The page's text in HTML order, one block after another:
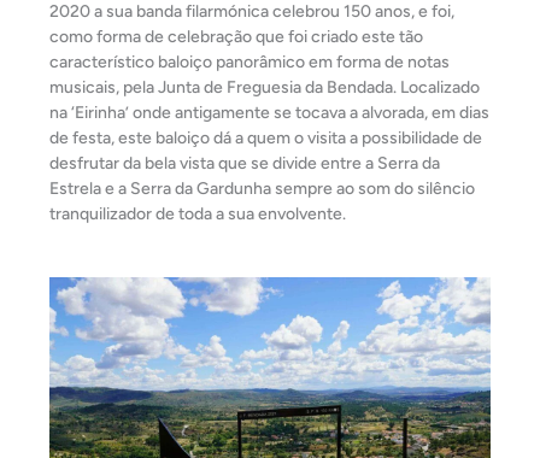
2020 a sua banda filarmónica celebrou 150 anos, e foi,
como forma de celebração que foi criado este tão
característico baloiço panorâmico em forma de notas
musicais, pela Junta de Freguesia da Bendada. Localizado
na ‘Eirinha’ onde antigamente se tocava a alvorada, em dias
de festa, este baloiço dá a quem o visita a possibilidade de
desfrutar da bela vista que se divide entre a Serra da
Estrela e a Serra da Gardunha sempre ao som do silêncio
tranquilizador de toda a sua envolvente.